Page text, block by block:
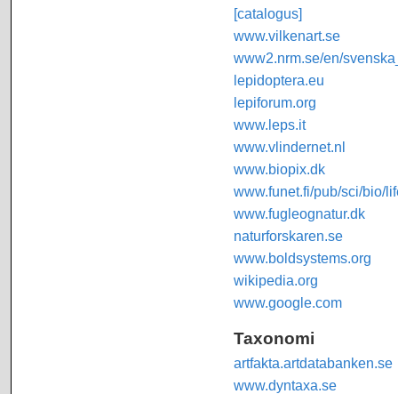
[catalogus]
www.vilkenart.se
www2.nrm.se/en/
lepidoptera.eu
lepiforum.org
www.leps.it
www.vlindernet.nl
www.biopix.dk
www.funet.fi/pub/sci/bio/
www.fugleognatur.dk
naturforskaren.se
www.boldsystems.org
wikipedia.org
www.google.com
Taxonomi
artfakta.artdatabanken.se
www.dyntaxa.se